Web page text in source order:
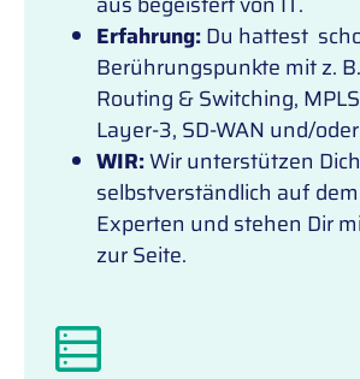
Erfahrung:Du hattest
Berührungspunkte mit z.
Routing & Switching,
Layer-3, SD-WAN und/
WIR:Wir unterstützen Dich
selbstverständlich auf
Experten und stehen Dir
zur Seite.